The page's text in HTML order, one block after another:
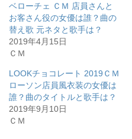
T
w
i
t
t
e
有
(
新
し
い
ウ
ィ
o
k
で
共
有
す
ク
リ
ッ
ク
し
て
く
ベローチェ ＣＭ 店員さんと
お客さん役の女優は誰？曲の
替え歌 元ネタと歌手は？
2019年4月15日
ＣＭ
LOOKチョコレート 2019ＣＭ
ローソン店員風衣装の女優は
誰？曲のタイトルと歌手は？
2019年9月10日
ＣＭ